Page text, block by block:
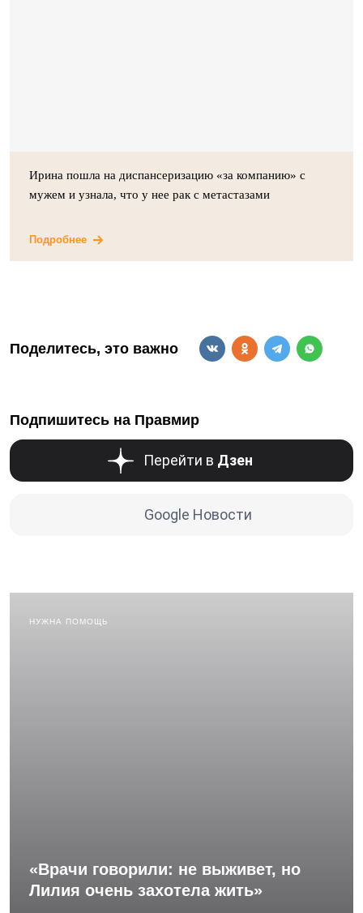
Ирина пошла на диспансеризацию «за компанию» с
мужем и узнала, что у нее рак с метастазами
Подробнее
Поделитесь, это важно
Подпишитесь на Правмир
Перейти в Дзен
Google Новости
НУЖНА ПОМОЩЬ
«Врачи говорили: не выживет, но
Лилия очень захотела жить»